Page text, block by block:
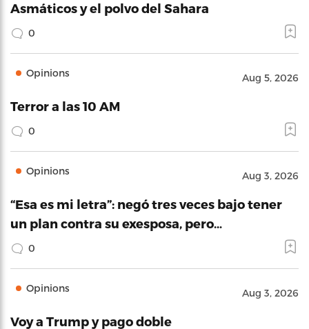
Asmáticos y el polvo del Sahara
0
Opinions Aug 5, 2026
Terror a las 10 AM
0
Opinions Aug 3, 2026
“Esa es mi letra”: negó tres veces bajo tener
un plan contra su exesposa, pero…
0
Opinions Aug 3, 2026
Voy a Trump y pago doble